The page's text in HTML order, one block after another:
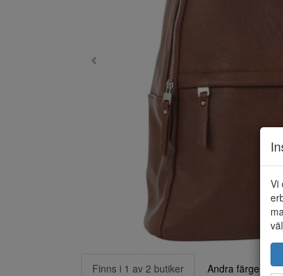
Finns i 1 av 2 butiker
Andra färger
Vi